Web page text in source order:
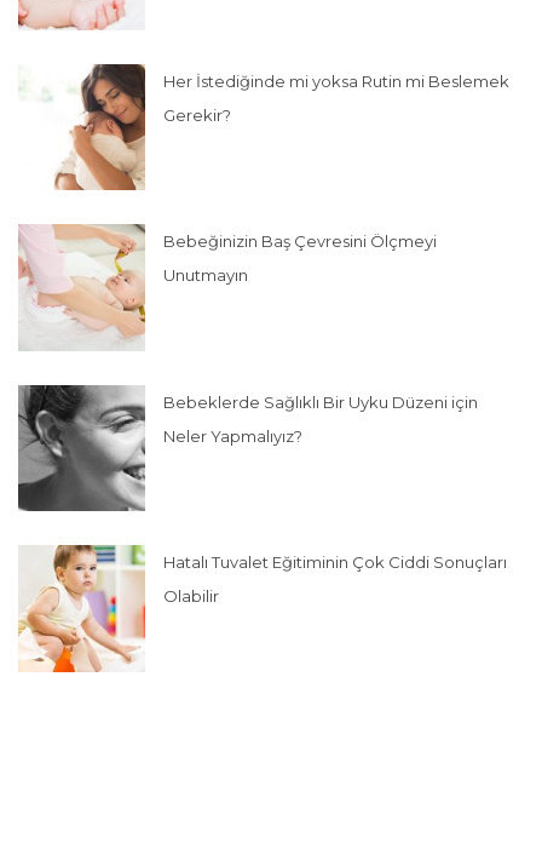
Her İstediğinde mi yoksa Rutin mi Beslemek
Gerekir?
Bebeğinizin Baş Çevresini Ölçmeyi
Unutmayın
Bebeklerde Sağlıklı Bir Uyku Düzeni için
Neler Yapmalıyız?
Hatalı Tuvalet Eğitiminin Çok Ciddi Sonuçları
Olabilir